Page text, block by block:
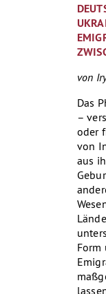
von
Das
–
oder
von
aus
Form